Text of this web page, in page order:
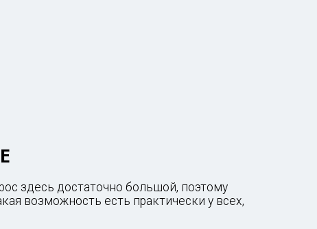
здесь достаточно большой, поэтому
возможность есть практически у всех,